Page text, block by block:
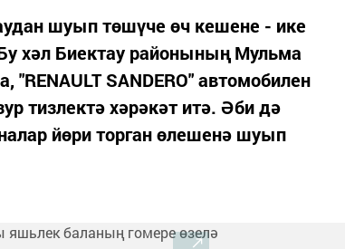
шуып төшүче өч кешене - ике
хәл Биектау районының Мульма
SANDERO" автомобилен
тизлектә хәрәкәт итә. Әби дә
йөри торган өлешенә шуып